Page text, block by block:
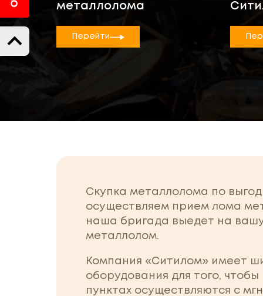
металлолома
Перейти
Скупка металлолома по
осуществляем прием лома
наша бригада выедет на
металлолом.
Компания «Ситилом» имеет
оборудования для того,
пунктах осуществляются с